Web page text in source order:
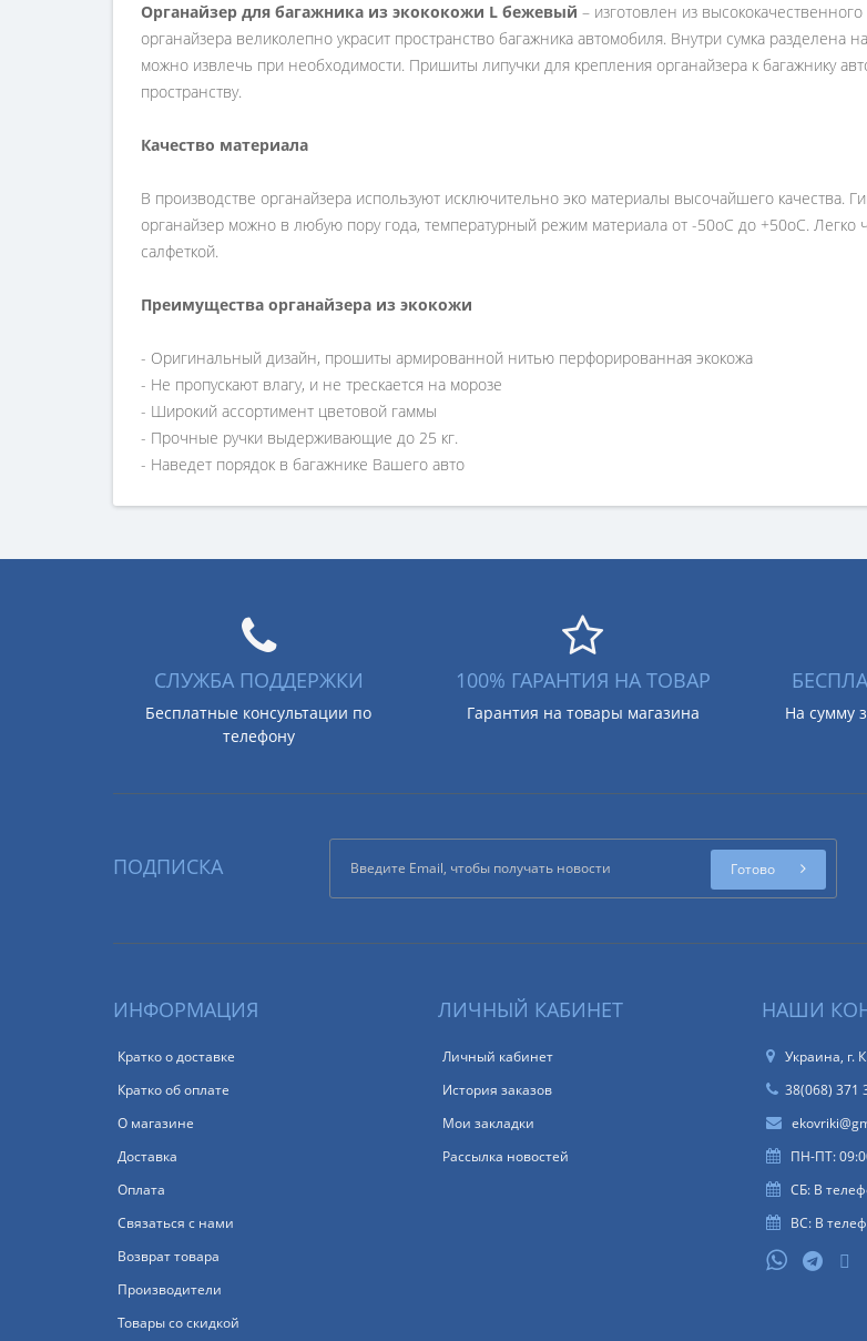
Органайзер для багажника из экококожи L бежевый – изготовлен из
органайзера великолепно украсит пространство багажника автомобиля. Внутри сумка разделена
можно извлечь при необходимости. Пришиты липучки для крепления органайзера к багажнику
пространству.
Качество материала
В производстве органайзера используют исключительно эко материалы высочайшего качества.
органайзер можно в любую пору года, температурный режим материала от -50oC до +50oC. Легко
салфеткой.
Преимущества органайзера из экокожи
- Оригинальный дизайн, прошиты армированной нитью перфорированная экокожа
- Не пропускают влагу, и не трескается на морозе
- Широкий ассортимент цветовой гаммы
- Прочные ручки выдерживающие до 25 кг.
- Наведет порядок в багажнике Вашего авто
СЛУЖБА ПОДДЕРЖКИ
Бесплатные консультации по
телефону
100% ГАРАНТИЯ НА ТОВАР
Гарантия на товары магазина На сумму
ПОДПИСКА Готово
ИНФОРМАЦИЯ
Кратко о доставке
Кратко об оплате
О магазине
Доставка
Оплата
Связаться с нами
Возврат товара
Производители
Товары со скидкой
ЛИЧНЫЙ КАБИНЕТ
Личный кабинет
История заказов
Мои закладки
Рассылка новостей
НАШИ
Украина, г.
38(068) 371
ПН-ПТ:
СБ: В
ВС: В